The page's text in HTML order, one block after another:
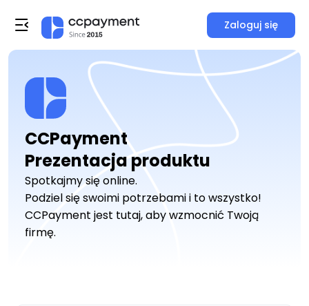
Zaloguj się
CCPayment
Prezentacja produktu
Spotkajmy się online.
Podziel się swoimi potrzebami i to wszystko!
CCPayment jest tutaj, aby wzmocnić Twoją
firmę.